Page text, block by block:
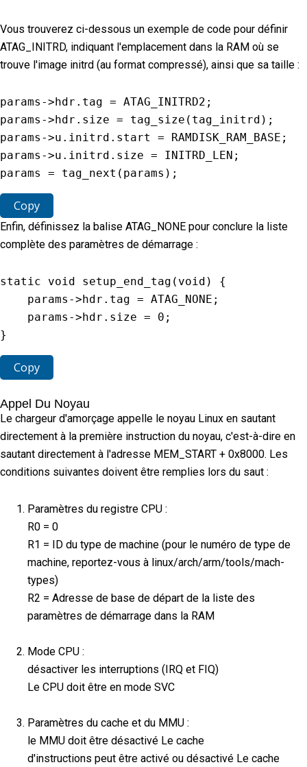
Vous trouverez ci-dessous un exemple de code pour définir
ATAG_INITRD, indiquant l'emplacement dans la RAM où se
trouve l'image initrd (au format compressé), ainsi que sa taille :
params -> hdr . tag = ATAG_INITRD2 ;
params -> hdr . size = tag_size ( tag_initrd ) ;
params ->u . initrd . start = RAMDISK_RAM_BASE ;
params ->u . initrd . size = INITRD_LEN ;
params = tag_next ( params ) ;
Copy
Enfin, définissez la balise ATAG_NONE pour conclure la liste
complète des paramètres de démarrage :
static void setup_end_tag ( void )
{
    params
-> hdr . tag = ATAG_NONE ;
    params
-> hdr . size = 0 ;
}
Copy
Appel Du Noyau
Le chargeur d'amorçage appelle le noyau Linux en sautant
directement à la première instruction du noyau, c'est-à-dire en
sautant directement à l'adresse MEM_START + 0x8000. Les
conditions suivantes doivent être remplies lors du saut :
Paramètres du registre CPU :
R0 = 0
R1 = ID du type de machine (pour le numéro de type de
machine, reportez-vous à linux/arch/arm/tools/mach-
types)
R2 = Adresse de base de départ de la liste des
paramètres de démarrage dans la RAM
Mode CPU :
désactiver les interruptions (IRQ et FIQ)
Le CPU doit être en mode SVC
Paramètres du cache et du MMU :
le MMU doit être désactivé Le cache
d'instructions peut être activé ou désactivé Le cache